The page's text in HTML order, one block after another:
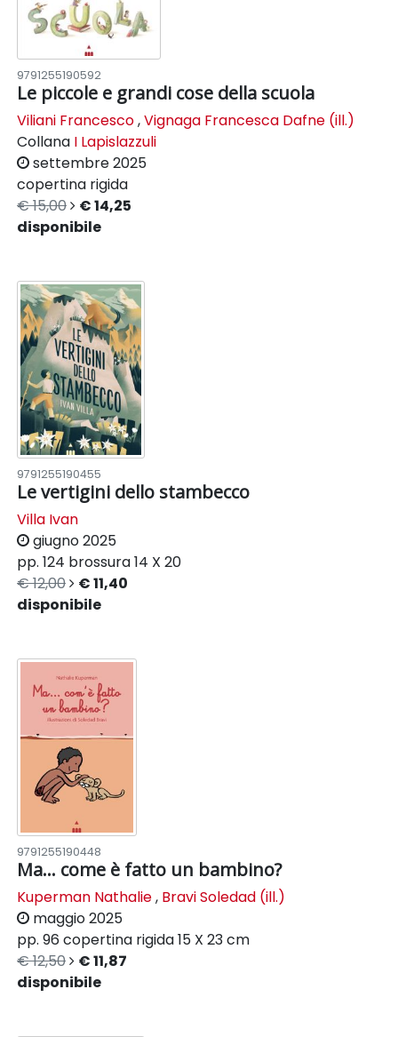
9791255190592
Le piccole e grandi cose della scuola
Viliani Francesco,Vignaga Francesca Dafne (ill.)
Collana I Lapislazzuli
settembre 2025
copertina rigida
€ 15,00
€ 14,25
disponibile
9791255190455
Le vertigini dello stambecco
Villa Ivan
giugno 2025
pp. 124 brossura14 X 20
€ 12,00
€ 11,40
disponibile
9791255190448
Ma... come è fatto un bambino?
Kuperman Nathalie, Bravi Soledad (ill.)
maggio 2025
pp. 96 copertina rigida15 X 23 cm
€ 12,50
€ 11,87
disponibile